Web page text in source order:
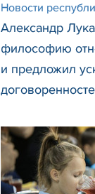
Новости
Александр
философию
и предложил